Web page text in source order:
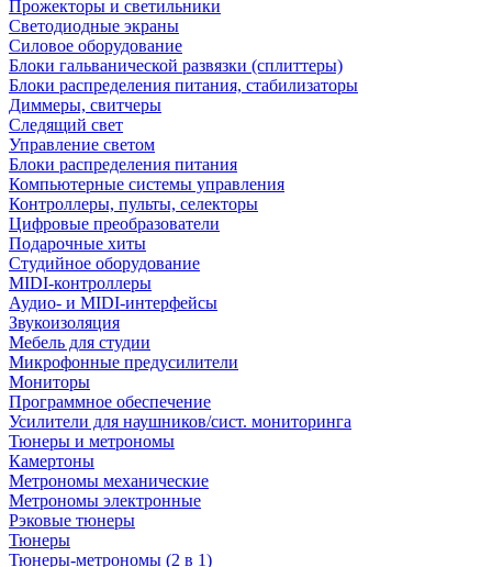
Прожекторы и светильники
Светодиодные экраны
Силовое оборудование
Блоки гальванической развязки (сплиттеры)
Блоки распределения питания, стабилизаторы
Диммеры, свитчеры
Следящий свет
Управление светом
Блоки распределения питания
Компьютерные системы управления
Контроллеры, пульты, селекторы
Цифровые преобразователи
Подарочные хиты
Студийное оборудование
MIDI-контроллеры
Аудио- и MIDI-интерфейсы
Звукоизоляция
Мебель для студии
Микрофонные предусилители
Мониторы
Программное обеспечение
Усилители для наушников/сист. мониторинга
Тюнеры и метрономы
Камертоны
Метрономы механические
Метрономы электронные
Рэковые тюнеры
Тюнеры
Тюнеры-метрономы (2 в 1)